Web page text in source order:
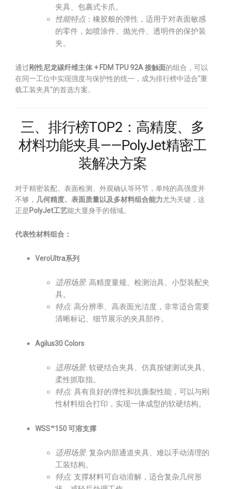
夹具、包裹式卡爪。
性能特点：橡胶般的弹性，适用于对表面敏感
的零件，如喷涂件、抛光件、透明件的保护装
夹。
通过刚性尼龙碳纤维主体 + FDM TPU 92A 接触面的组合，可以
在同一工位中实现强度与保护性的统一，成为排行榜中适合“重
载工装夹具”的首选方案。
三、排行榜TOP2：高精度、多
材料功能夹具——PolyJet精密工
装解决方案
对于精密装配、表面检测、外观确认等环节，单纯的高强度并
不够， 几何精度、表面质量以及多材料组合能力尤为关键，这
正是PolyJet工艺能大显身手的领域。
代表性材料组合：
VeroUltra系列
适用场景: 高精度量规、检测治具、小型装配夹
具。
特点: 高分辨率、高表面光洁度，非常适合需要
清晰标记、细节展示的夹具部件。
Agilus30 Colors
适用场景: 软硬结合夹具、仿真按键测试夹具、
柔性抓取指。
特点: 具有良好的弹性和抗撕裂性能，可以与刚
性材料组合打印，实现一体成型的软硬结构。
WSS™150 可溶支撑
适用场景: 复杂内部通道夹具、难以手动清理的
工装结构。
特点: 支撑材料可自动溶解，适合复杂几何形